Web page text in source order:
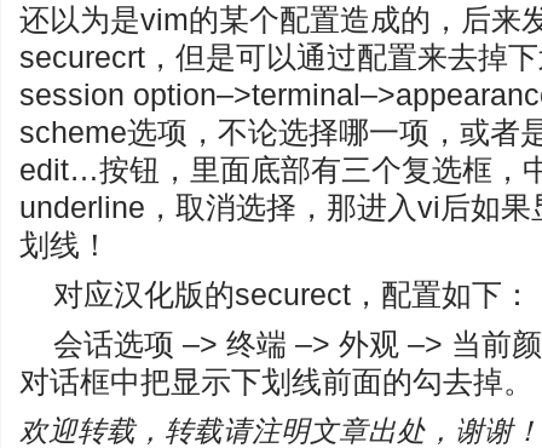
还以为是vim的某个配置造成的，后来
securecrt，但是可以通过配置来去掉
session
scheme选项，不论选择哪一项，或者
edit…按钮，里面底部有三个复选框，
underline，取消选择，那进入vi后如
划线！
对应汉化版的securect，配置如下：
会话选项 –> 终端 –> 外观 –> 当前
对话框中把显示下划线前面的勾去掉。
欢迎转载，转载请注明文章出处，谢谢！